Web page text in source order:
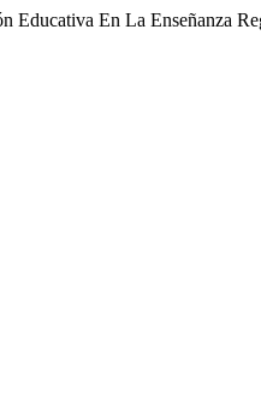
Educativa En La Enseñanza